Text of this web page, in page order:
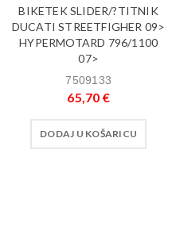
BIKETEK SLIDER/?TITNIK
DUCATI STREETFIGHER 09>
HYPERMOTARD 796/1100
07>
7509133
65,70 €
DODAJ U KOŠARICU